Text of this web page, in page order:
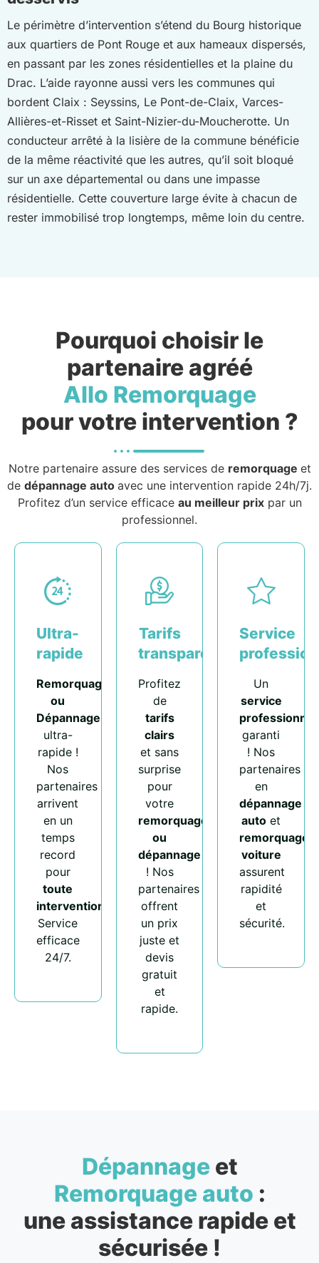
Le périmètre d’intervention s’étend du Bourg historique
aux quartiers de Pont Rouge et aux hameaux dispersés,
en passant par les zones résidentielles et la plaine du
Drac. L’aide rayonne aussi vers les communes qui
bordent Claix : Seyssins, Le Pont-de-Claix, Varces-
Allières-et-Risset et Saint-Nizier-du-Moucherotte. Un
conducteur arrêté à la lisière de la commune bénéficie
de la même réactivité que les autres, qu’il soit bloqué
sur un axe départemental ou dans une impasse
résidentielle. Cette couverture large évite à chacun de
rester immobilisé trop longtemps, même loin du centre.
Pourquoi choisir le
partenaire agréé
Allo Remorquage
pour votre intervention ?
Notre partenaire assure des services de remorquage et
de dépannage auto avec une intervention rapide 24h/7j.
Profitez d’un service efficace au meilleur prixpar un
professionnel.
Ultra-
rapide
Remorquage
ou
Dépannage
ultra-
rapide !
Nos
partenaires
arrivent
en un
temps
record
pour
toute
intervention
Service
efficace
24/7.
Tarifs
transparents
Profitez
de
tarifs
clairs
et sans
surprise
pour
votre
remorquage
ou
dépannage
! Nos
partenaires
offrent
un prix
juste et
devis
gratuit
et
rapide.
Service
Un
service
professionnel
garanti
! Nos
partenaires
en
dépannage
auto et
remorquage
voiture
assurent
rapidité
et
sécurité.
Dépannageet
Remorquage auto :
une assistance rapide et
sécurisée !